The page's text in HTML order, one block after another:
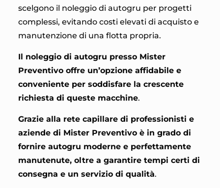
scelgono il noleggio di autogru per progetti
complessi, evitando costi elevati di acquisto e
manutenzione di una flotta propria.
Il noleggio di autogru presso Mister
Preventivo offre un’opzione affidabile e
conveniente per soddisfare la crescente
richiesta di queste macchine.
Grazie alla rete capillare di professionisti e
aziende di Mister Preventivo è in grado di
fornire autogru moderne e perfettamente
manutenute, oltre a garantire tempi certi di
consegna e un servizio di qualità.